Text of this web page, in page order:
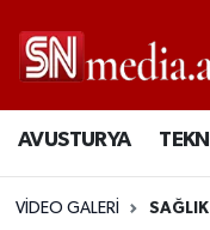
AVUSTURYA
VIDEO GALERI SAĞLIK